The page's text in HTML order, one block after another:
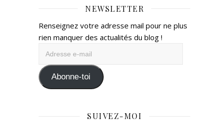
NEWSLETTER
Renseignez votre adresse mail pour ne plus
rien manquer des actualités du blog !
mail Abonne-toi
SUIVEZ-MOI